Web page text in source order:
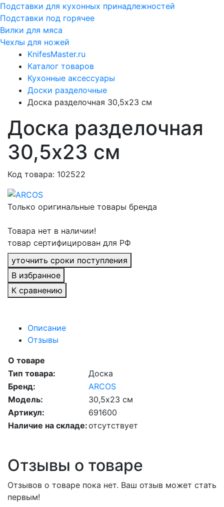
Подставки для кухонных принадлежностей
Подставки под горячее
Вилки для мяса
Чехлы для ножей
KnifesMaster.ru
Каталог товаров
Кухонные аксессуары
Доски разделочные
Доска разделочная 30,5х23 см
Доска разделочная
30,5х23 см
Код товара: 102522
Только оригинальные товары бренда
Товара нет в наличии!
товар сертифицирован для РФ
уточнить сроки поступления
В избранное
К сравнению
Описание
Отзывы
О товаре
Тип товара:
Доска
Бренд:
ARCOS
Модель:
30,5х23 см
Артикул:
691600
Наличие на складе:отсутствует
Отзывы о товаре
Отзывов о товаре пока нет. Ваш отзыв может стать
первым!